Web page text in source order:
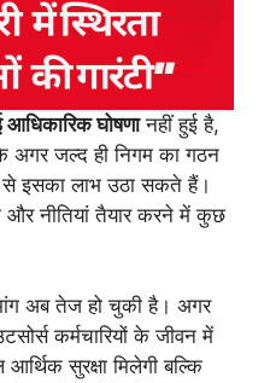
आधिकारिक घोषणानहीं हुई है,
अगर जल्द ही निगम का गठन
से इसका लाभ उठा सकते हैं।
और नीतियां तैयार करने में कुछ
अब तेज हो चुकी है। अगर
कर्मचारियों के जीवन में
सुरक्षा मिलेगी बल्कि